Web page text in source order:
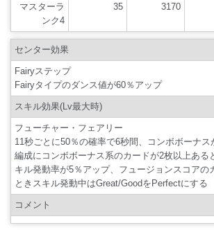
マスターラ
ンク4
35 3170
センター効果
Fairyステップ
Fairyタイプのダンス値が60％アップ
スキル効果(Lv最大時)
フューチャー・フェアリー
11秒ごとに50％の確率で6秒間、コンボボーナス
編成にコンボボーナス系のカードが2枚以上ある
キル発動率が5％アップ、フュージョンスコアの
ときスキル発動中はGreat/GoodをPerfectにする
コメント